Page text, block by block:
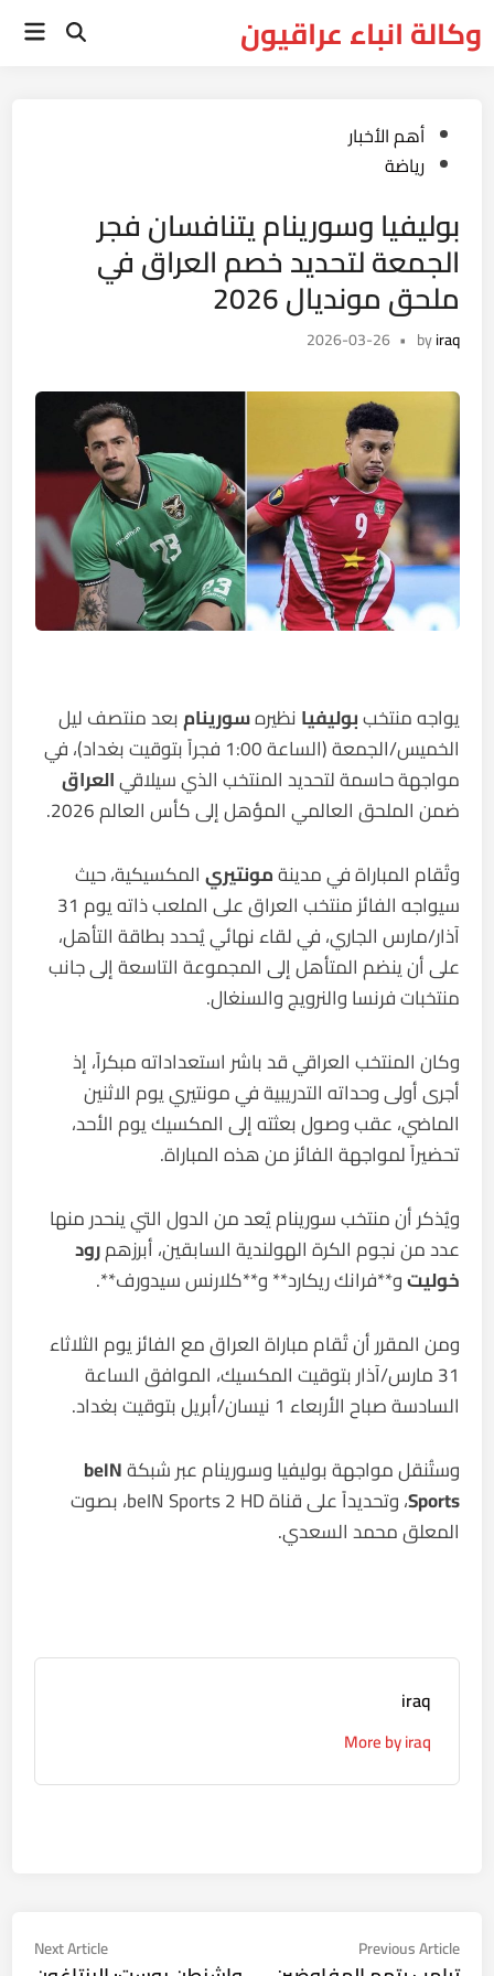
toوكالة انباء عراقيون Open
Posted
in
أهم الأخبار
رياضة
بوليفيا وسورينام يتنافسان فجر
الجمعة لتحديد خصم العراق في
ملحق مونديال 2026
byiraq
•
2026-03-26
يواجه منتخببوليفيانظيرهسورينامبعد منتصف ليل
الخميس/الجمعة (الساعة 1:00 فجراً بتوقيت بغداد)، في
مواجهة حاسمة لتحديد المنتخب الذي سيلاقيالعراق
ضمن الملحق العالمي المؤهل إلى كأس العالم 2026.
وتُقام المباراة في مدينةمونتيريالمكسيكية، حيث
سيواجه الفائز منتخب العراق على الملعب ذاته يوم 31
آذار/مارس الجاري، في لقاء نهائي يُحدد بطاقة التأهل،
على أن ينضم المتأهل إلى المجموعة التاسعة إلى جانب
منتخبات فرنسا والنرويج والسنغال.
وكان المنتخب العراقي قد باشر استعداداته مبكراً، إذ
أجرى أولى وحداته التدريبية في مونتيري يوم الاثنين
الماضي، عقب وصول بعثته إلى المكسيك يوم الأحد،
تحضيراً لمواجهة الفائز من هذه المباراة.
ويُذكر أن منتخب سورينام يُعد من الدول التي ينحدر منها
عدد من نجوم الكرة الهولندية السابقين، أبرزهمرود
خوليتو**فرانك ريكارد** و**كلارنس سيدورف**.
ومن المقرر أن تُقام مباراة العراق مع الفائز يوم الثلاثاء
31 مارس/آذار بتوقيت المكسيك، الموافق الساعة
السادسة صباح الأربعاء 1 نيسان/أبريل بتوقيت بغداد.
وستُنقل مواجهة بوليفيا وسورينام عبر شبكةbeIN
Sports
، وتحديداً على قناة beIN Sports 2 HD، بصوت
المعلق محمد السعدي.
iraq
More by iraq
تصفّح
Previous Article
Next Article
Next